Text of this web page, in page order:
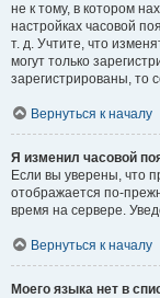
не к тому, в котором
настройках часовой
т. д. Учтите, что
могут только
зарегистрированы, то
Вернуться к началу
Я изменил часовой
Если вы уверены, что
отображается по-
время на сервере.
Вернуться к началу
Моего языка нет в